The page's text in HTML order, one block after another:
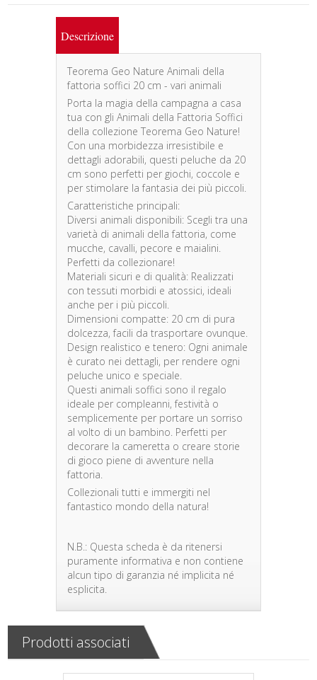
Descrizione
Teorema Geo Nature Animali della
fattoria soffici 20 cm - vari animali
Porta la magia della campagna a casa
tua con gli Animali della Fattoria Soffici
della collezione Teorema Geo Nature!
Con una morbidezza irresistibile e
dettagli adorabili, questi peluche da 20
cm sono perfetti per giochi, coccole e
per stimolare la fantasia dei più piccoli.
Caratteristiche principali:
Diversi animali disponibili: Scegli tra una
varietà di animali della fattoria, come
mucche, cavalli, pecore e maialini.
Perfetti da collezionare!
Materiali sicuri e di qualità: Realizzati
con tessuti morbidi e atossici, ideali
anche per i più piccoli.
Dimensioni compatte: 20 cm di pura
dolcezza, facili da trasportare ovunque.
Design realistico e tenero: Ogni animale
è curato nei dettagli, per rendere ogni
peluche unico e speciale.
Questi animali soffici sono il regalo
ideale per compleanni, festività o
semplicemente per portare un sorriso
al volto di un bambino. Perfetti per
decorare la cameretta o creare storie
di gioco piene di avventure nella
fattoria.
Collezionali tutti e immergiti nel
fantastico mondo della natura!
N.B.: Questa scheda è da ritenersi
puramente informativa e non contiene
alcun tipo di garanzia né implicita né
esplicita.
Prodotti associati